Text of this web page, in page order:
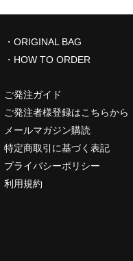
・ORIGINAL BAG
・HOW TO ORDER
ご発注ガイド
ご発注者様登録はこちらから
メールマガジン購読
特定商取引に基づく表記
プライバシーポリシー
利用規約